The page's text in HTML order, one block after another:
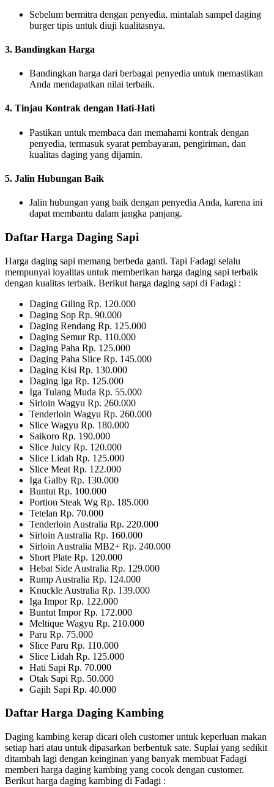
Sebelum bermitra dengan penyedia, mintalah sampel daging
burger tipis untuk diuji kualitasnya.
3. Bandingkan Harga
Bandingkan harga dari berbagai penyedia untuk memastikan
Anda mendapatkan nilai terbaik.
4. Tinjau Kontrak dengan Hati-Hati
Pastikan untuk membaca dan memahami kontrak dengan
penyedia, termasuk syarat pembayaran, pengiriman, dan
kualitas daging yang dijamin.
5. Jalin Hubungan Baik
Jalin hubungan yang baik dengan penyedia Anda, karena ini
dapat membantu dalam jangka panjang.
Daftar Harga Daging Sapi
Harga daging sapi memang berbeda ganti. Tapi Fadagi selalu
mempunyai loyalitas untuk memberikan harga daging sapi terbaik
dengan kualitas terbaik. Berikut harga daging sapi di Fadagi :
Daging Giling Rp. 120.000
Daging Sop Rp. 90.000
Daging Rendang Rp. 125.000
Daging Semur Rp. 110.000
Daging Paha Rp. 125.000
Daging Paha Slice Rp. 145.000
Daging Kisi Rp. 130.000
Daging Iga Rp. 125.000
Iga Tulang Muda Rp. 55.000
Sirloin Wagyu Rp. 260.000
Tenderloin Wagyu Rp. 260.000
Slice Wagyu Rp. 180.000
Saikoro Rp. 190.000
Slice Juicy Rp. 120.000
Slice Lidah Rp. 125.000
Slice Meat Rp. 122.000
Iga Galby Rp. 130.000
Buntut Rp. 100.000
Portion Steak Wg Rp. 185.000
Tetelan Rp. 70.000
Tenderloin Australia Rp. 220.000
Sirloin Australia Rp. 160.000
Sirloin Australia MB2+ Rp. 240.000
Short Plate Rp. 120.000
Hebat Side Australia Rp. 129.000
Rump Australia Rp. 124.000
Knuckle Australia Rp. 139.000
Iga Impor Rp. 122.000
Buntut Impor Rp. 172.000
Meltique Wagyu Rp. 210.000
Paru Rp. 75.000
Slice Paru Rp. 110.000
Slice Lidah Rp. 125.000
Hati Sapi Rp. 70.000
Otak Sapi Rp. 50.000
Gajih Sapi Rp. 40.000
Daftar Harga Daging Kambing
Daging kambing kerap dicari oleh customer untuk keperluan makan
setiap hari atau untuk dipasarkan berbentuk sate. Suplai yang sedikit
ditambah lagi dengan keinginan yang banyak membuat Fadagi
memberi harga daging kambing yang cocok dengan customer.
Berikut harga daging kambing di Fadagi :